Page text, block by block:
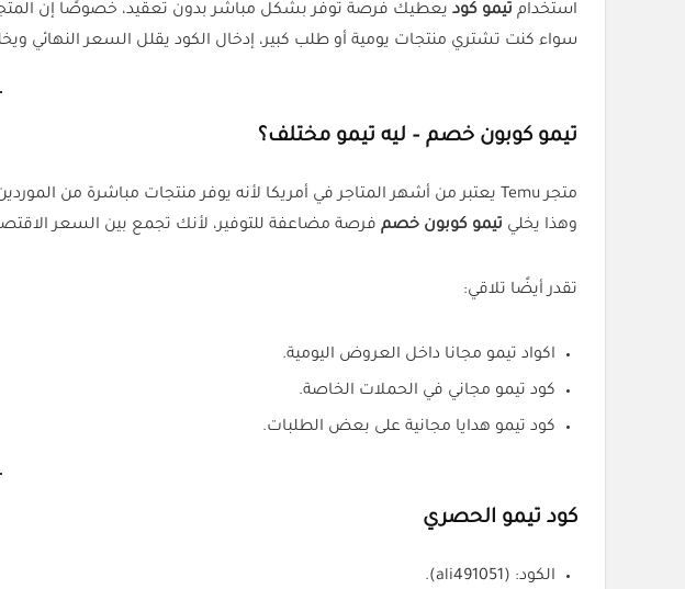
استخدام تيمو كود يعطيك فرصة توفر بشكل مباشر بدون تعقيد، خصوصًا إن
سواء كنت تشتري منتجات يومية أو طلب كبير، إدخال الكود يقلل السعر النهائي
تيمو كوبون خصم – ليه تيمو مختلف؟
متجر Temu يعتبر من أشهر المتاجر في أمريكا لأنه يوفر منتجات مباشرة من الموردين بأسعار منخفضة بدون وسطاء.
وهذا يخلي تيمو كوبون خصم فرصة مضاعفة للتوفير، لأنك تجمع بين السعر
تقدر أيضًا تلاقي:
اكواد تيمو مجانا داخل العروض اليومية.
كود تيمو مجاني في الحملات الخاصة.
كود تيمو هدايا مجانية على بعض الطلبات.
كود تيمو الحصري
الكود: (ali491051).